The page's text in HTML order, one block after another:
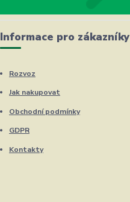
Informace pro zákazníky
Rozvoz
Jak nakupovat
Obchodní podmínky
GDPR
Kontakty